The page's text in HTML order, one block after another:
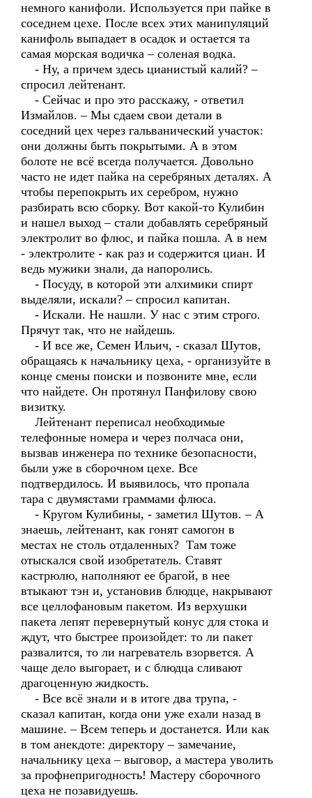
немного канифоли. Используется при пайке в
соседнем цехе. После всех этих манипуляций
канифоль выпадает в осадок и остается та
самая морская водичка – соленая водка.
- Ну, а причем здесь цианистый калий? –
спросил лейтенант.
- Сейчас и про это расскажу, - ответил
Измайлов. – Мы сдаем свои детали в
соседний цех через гальванический участок:
они должны быть покрытыми. А в этом
болоте не всё всегда получается. Довольно
часто не идет пайка на серебряных деталях. А
чтобы перепокрыть их серебром, нужно
разбирать всю сборку. Вот какой-то Кулибин
и нашел выход – стали добавлять серебряный
электролит во флюс, и пайка пошла. А в нем
- электролите - как раз и содержится циан. И
ведь мужики знали, да напоролись.
- Посуду, в которой эти алхимики спирт
выделяли, искали? – спросил капитан.
- Искали. Не нашли. У нас с этим строго.
Прячут так, что не найдешь.
- И все же, Семен Ильич, - сказал Шутов,
обращаясь к начальнику цеха, - организуйте в
конце смены поиски и позвоните мне, если
что найдете. Он протянул Панфилову свою
визитку.
Лейтенант переписал необходимые
телефонные номера и через полчаса они,
вызвав инженера по технике безопасности,
были уже в сборочном цехе. Все
подтвердилось. И выявилось, что пропала
тара с двумястами граммами флюса.
- Кругом Кулибины, - заметил Шутов. – А
знаешь, лейтенант, как гонят самогон в
местах не столь отдаленных? Там тоже
отыскался свой изобретатель. Ставят
кастрюлю, наполняют ее брагой, в нее
втыкают тэн и, установив блюдце, накрывают
все целлофановым пакетом. Из верхушки
пакета лепят перевернутый конус для стока и
ждут, что быстрее произойдет: то ли пакет
развалится, то ли нагреватель взорвется. А
чаще дело выгорает, и с блюдца сливают
драгоценную жидкость.
- Все всё знали и в итоге два трупа, -
сказал капитан, когда они уже ехали назад в
машине. – Всем теперь и достанется. Или как
в том анекдоте: директору – замечание,
начальнику цеха – выговор, а мастера уволить
за профнепригодность! Мастеру сборочного
цеха не позавидуешь.